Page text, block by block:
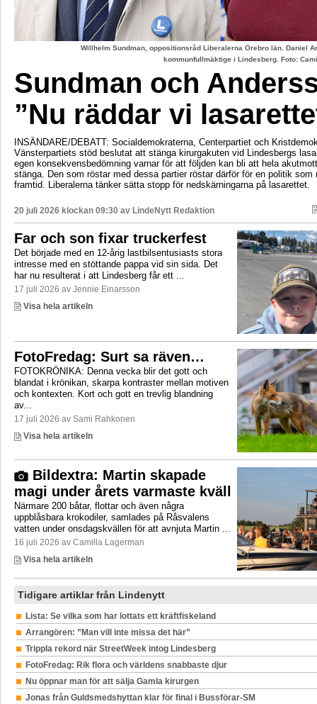
Willhelm Sundman, oppositionsråd Liberalerna Örebro län. Daniel
kommunfullmäktige i Lindesberg. Foto:
Sundman och
”Nu räddar vi
INSÄNDARE/DEBATT: Socialdemokraterna, Centerpartiet och
Vänsterpartiets stöd beslutat att stänga kirurgakuten vid Lindesbergs
egen konsekvensbedömning varnar för att följden kan bli att hela
stänga. Den som röstar med dessa partier röstar därför för en politik som
framtid. Liberalerna tänker sätta stopp för nedskärningarna på lasarettet.
20 juli 2026 klockan 09:30 av LindeNytt Redaktion
Far och son fixar truckerfest
Det började med en 12-årig lastbilsentusiasts stora
intresse med en stöttande pappa vid sin sida. Det
har nu resulterat i att Lindesberg får ett ...
17 juli 2026 av Jennie Einarsson
Visa hela artikeln
FotoFredag: Surt sa räven…
FOTOKRÖNIKA: Denna vecka blir det gott och
blandat i krönikan, skarpa kontraster mellan motiven
och kontexten. Kort och gott en trevlig blandning
av...
17 juli 2026 av Sami Rahkonen
Visa hela artikeln
Bildextra: Martin skapade
magi under årets varmaste kväll
Närmare 200 båtar, flottar och även några
uppblåsbara krokodiler, samlades på Råsvalens
vatten under onsdagskvällen för att avnjuta Martin ...
16 juli 2026 av Camilla Lagerman
Visa hela artikeln
Tidigare artiklar från Lindenytt
Lista: Se vilka som har lottats ett kräftfiskeland
Arrangören: ”Man vill inte missa det här”
Trippla rekord när StreetWeek intog Lindesberg
FotoFredag: Rik flora och världens snabbaste djur
Nu öppnar man för att sälja Gamla kirurgen
Jonas från Guldsmedshyttan klar för final i Bussförar-SM